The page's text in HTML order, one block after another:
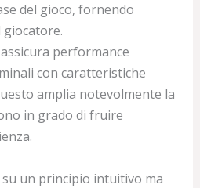
del gioco, fornendo
performance
con caratteristiche
amplia notevolmente la
in grado di fruire
un principio intuitivo ma